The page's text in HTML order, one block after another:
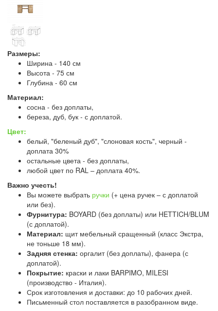
Размеры:
Ширина - 140 см
Высота - 75 см
Глубина - 60 см
Материал:
сосна - без доплаты,
береза, дуб, бук - с доплатой.
Цвет:
белый, "беленый дуб", "слоновая кость", черный -
доплата 30%
остальные цвета - без доплаты,
любой цвет по RAL – доплата 40%.
Важно учесть!
Вы можете выбрать ручки (+ цена ручек – с доплатой
или без).
Фурнитура: BOYARD (без доплаты) или HETTICH/BLUM
(с доплатой).
Материал: щит мебельный сращенный (класс Экстра,
не тоньше 18 мм).
Задняя стенка: оргалит (без доплаты), фанера (с
доплатой).
Покрытие: краски и лаки BARPIMO, MILESI
(производство - Италия).
Срок изготовления и доставки: до 10 рабочих дней.
Письменный стол поставляется в разобранном виде.